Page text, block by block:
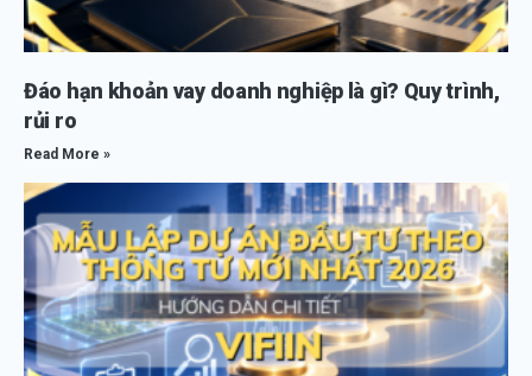
Đáo hạn khoản vay doanh nghiệp là gì? Quy trình,
rủi ro
Read More »